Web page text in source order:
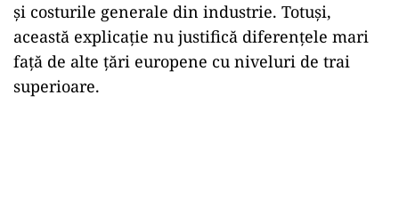
și costurile generale din industrie. Totuși,
această explicație nu justifică diferențele mari
față de alte țări europene cu niveluri de trai
superioare.